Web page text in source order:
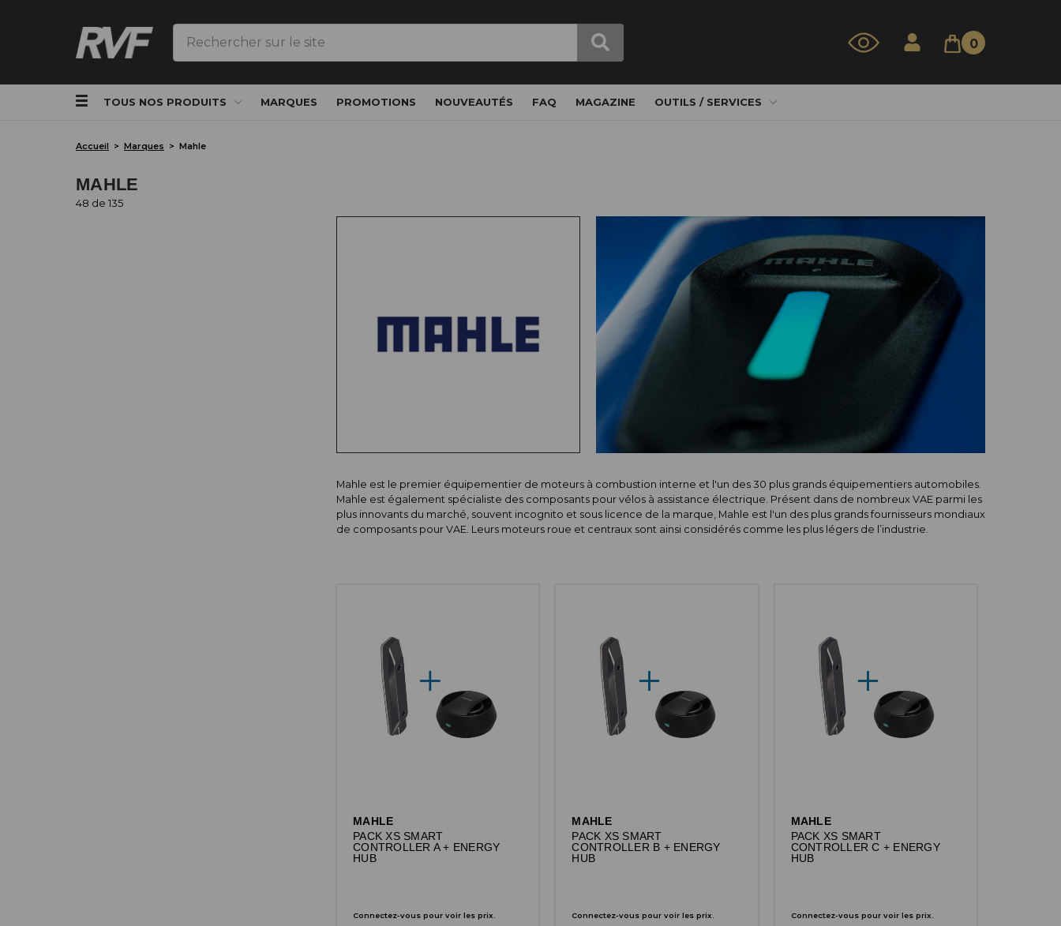
0
TOUS NOS PRODUITS MARQUES PROMOTIONS NOUVEAUTÉS FAQ MAGAZINE OUTILS / SERVICES
Accueil Marques Mahle
MAHLE
48 de 135
Mahle est le premier équipementier de moteurs à combustion interne et l'un des 30 plus grands équipementiers automobiles.
Mahle est également spécialiste des composants pour vélos à assistance électrique. Présent dans de nombreux VAE parmi les
plus innovants du marché, souvent incognito et sous licence de la marque, Mahle est l'un des plus grands fournisseurs mondiaux
de composants pour VAE. Leurs moteurs roue et centraux sont ainsi considérés comme les plus légers de l’industrie.
MAHLE
PACK XS SMART
CONTROLLER A + ENERGY
HUB
Connectez-vous pour voir les prix.
MAHLE
PACK XS SMART
CONTROLLER B + ENERGY
HUB
Connectez-vous pour voir les prix.
MAHLE
PACK XS SMART
CONTROLLER C + ENERGY
HUB
Connectez-vous pour voir les prix.